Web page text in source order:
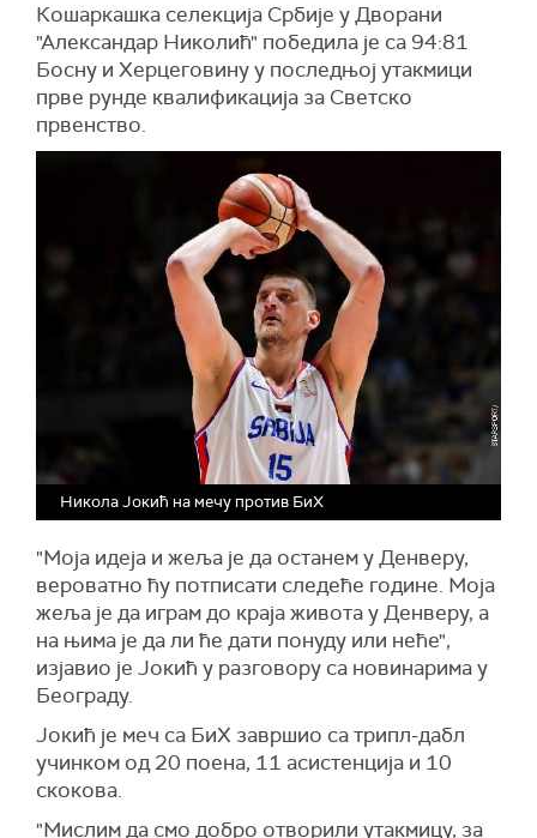
Кошаркашка селекција Србије у Дворани
"Александар Николић" победила је са 94:81
Босну и Херцеговину у последњој утакмици
прве рунде квалификација за Светско
првенство.
Никола Јокић на мечу против БиХ
"Моја идеја и жеља је да останем у Денверу,
вероватно ћу потписати следеће године. Моја
жеља је да играм до краја живота у Денверу, а
на њима је да ли ће дати понуду или неће",
изјавио је Јокић у разговору са новинарима у
Београду.
Јокић је меч са БиХ завршио са трипл-дабл
учинком од 20 поена, 11 асистенција и 10
скокова.
"Мислим да смо добро отворили утакмицу, за